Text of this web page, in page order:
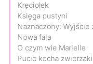
Kręciołek
Księga pustyni
Naznaczony: Wyjście
Nowa fala
O czym wie Marielle
Pucio kocha zwierzaki